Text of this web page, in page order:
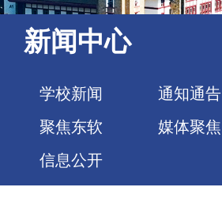
新闻中心
学校新闻
通知通告
聚焦东软
媒体聚焦
信息公开